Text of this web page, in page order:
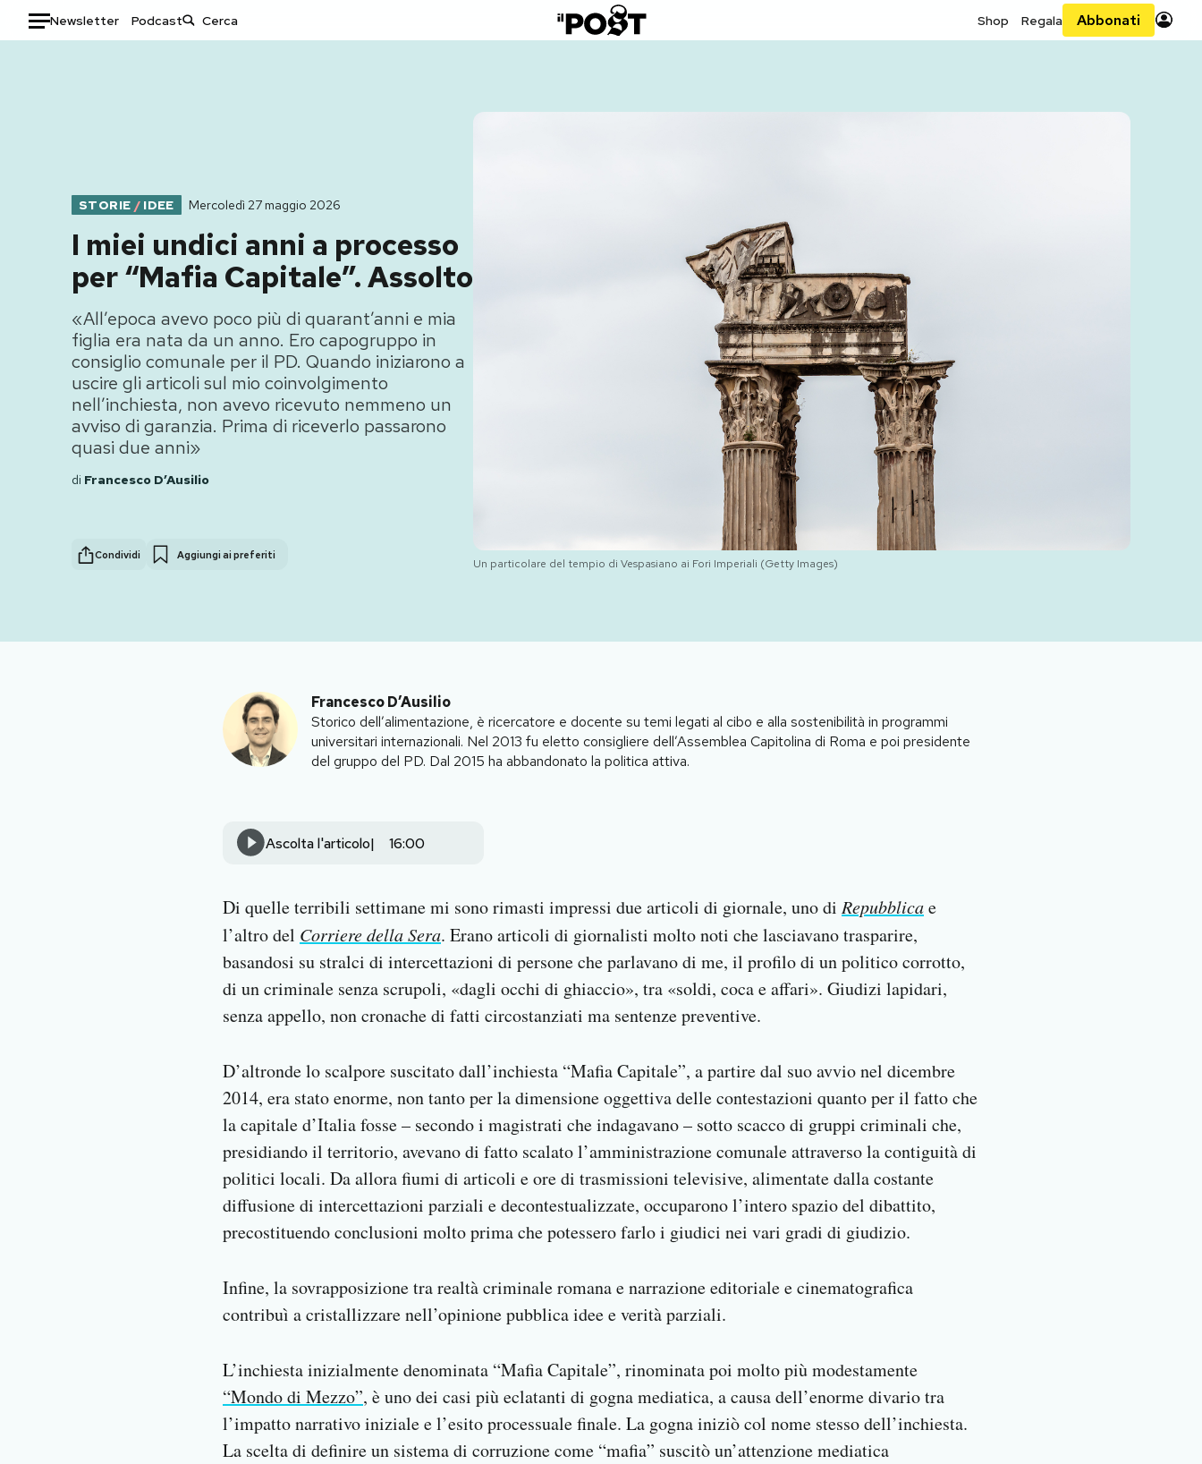
Newsletter Podcast Shop Regala Abbonati
Politica
Internet
Scienza
Economia
Sport
Consumismi
Ok Boomer!
Media
Altrecose
Mondiali calcio 2026
PODCAST
I MIEI PREFERITI
STORIE / IDEE Mercoledì 27 maggio 2026
I miei undici anni a processo
per “Mafia Capitale”. Assolto
«All’epoca avevo poco più di quarant’anni e mia
figlia era nata da un anno. Ero capogruppo in
consiglio comunale per il PD. Quando iniziarono a
uscire gli articoli sul mio coinvolgimento
nell’inchiesta, non avevo ricevuto nemmeno un
avviso di garanzia. Prima di riceverlo passarono
quasi due anni»
di Francesco D’Ausilio
Condividi Aggiungi ai preferiti
Un particolare del tempio di Vespasiano ai Fori Imperiali (Getty Images)
Francesco D’Ausilio
Storico dell’alimentazione, è ricercatore e docente su temi legati al cibo e alla sostenibilità in programmi
universitari internazionali. Nel 2013 fu eletto consigliere dell’Assemblea Capitolina di Roma e poi presidente
del gruppo del PD. Dal 2015 ha abbandonato la politica attiva.
Ascolta l'articolo 16:00
Di quelle terribili settimane mi sono rimasti impressi due articoli di giornale, uno di Repubblicae
l’altro del Corriere della Sera. Erano articoli di giornalisti molto noti che lasciavano trasparire,
basandosi su stralci di intercettazioni di persone che parlavano di me, il profilo di un politico corrotto,
di un criminale senza scrupoli, «dagli occhi di ghiaccio», tra «soldi, coca e affari». Giudizi lapidari,
senza appello, non cronache di fatti circostanziati ma sentenze preventive.
D’altronde lo scalpore suscitato dall’inchiesta “Mafia Capitale”, a partire dal suo avvio nel dicembre
2014, era stato enorme, non tanto per la dimensione oggettiva delle contestazioni quanto per il fatto che
la capitale d’Italia fosse – secondo i magistrati che indagavano – sotto scacco di gruppi criminali che,
presidiando il territorio, avevano di fatto scalato l’amministrazione comunale attraverso la contiguità di
politici locali. Da allora fiumi di articoli e ore di trasmissioni televisive, alimentate dalla costante
diffusione di intercettazioni parziali e decontestualizzate, occuparono l’intero spazio del dibattito,
precostituendo conclusioni molto prima che potessero farlo i giudici nei vari gradi di giudizio.
Infine, la sovrapposizione tra realtà criminale romana e narrazione editoriale e cinematografica
contribuì a cristallizzare nell’opinione pubblica idee e verità parziali.
L’inchiesta inizialmente denominata “Mafia Capitale”, rinominata poi molto più modestamente
“Mondo di Mezzo”, è uno dei casi più eclatanti di gogna mediatica, a causa dell’enorme divario tra
l’impatto narrativo iniziale e l’esito processuale finale. La gogna iniziò col nome stesso dell’inchiesta.
La scelta di definire un sistema di corruzione come “mafia” suscitò un’attenzione mediatica